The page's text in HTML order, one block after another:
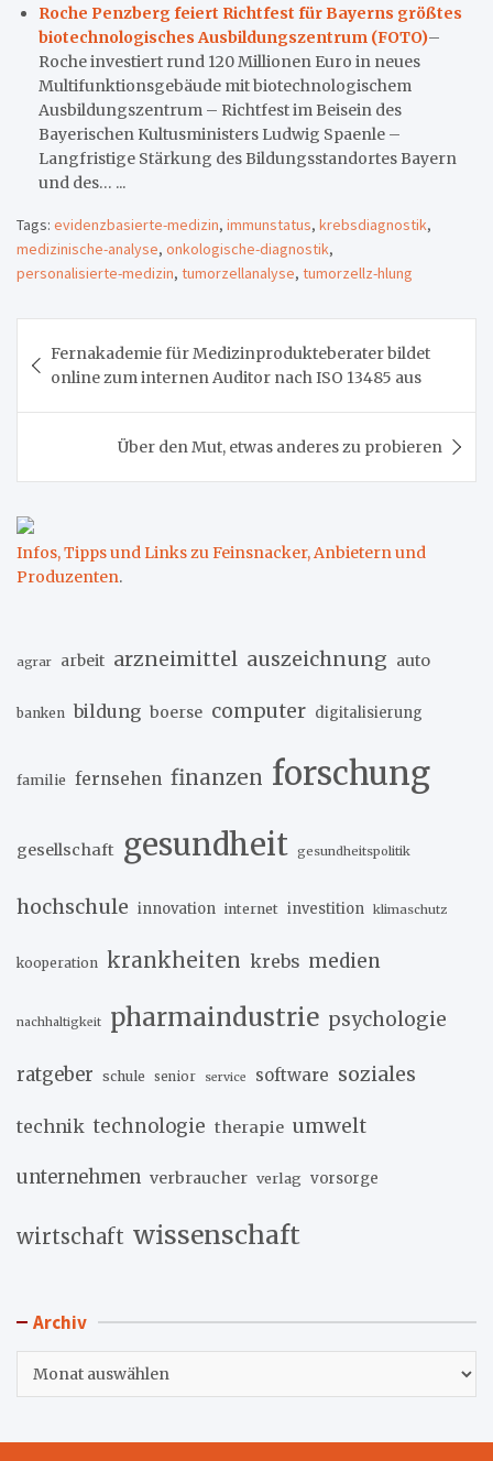
Roche Penzberg feiert Richtfest für Bayerns größtes
biotechnologisches Ausbildungszentrum (FOTO)–
Roche investiert rund 120 Millionen Euro in neues
Multifunktionsgebäude mit biotechnologischem
Ausbildungszentrum – Richtfest im Beisein des
Bayerischen Kultusministers Ludwig Spaenle –
Langfristige Stärkung des Bildungsstandortes Bayern
und des… ...
Tags: evidenzbasierte-medizin, immunstatus, krebsdiagnostik,
medizinische-analyse, onkologische-diagnostik,
personalisierte-medizin, tumorzellanalyse, tumorzellz-hlung
Fernakademie für Medizinprodukteberater bildet
online zum internen Auditor nach ISO 13485 aus
Über den Mut, etwas anderes zu probieren
Infos, Tipps und Links zu Feinsnacker, Anbietern und
Produzenten.
agrar arbeit arzneimittel auszeichnung auto
banken bildung boerse computer digitalisierung
familie fernsehen finanzen forschung
gesellschaft gesundheit gesundheitspolitik
hochschule innovation internet investition klimaschutz
kooperation krankheiten krebs medien
nachhaltigkeit pharmaindustrie psychologie
ratgeber schule senior service software soziales
technik technologie therapie umwelt
unternehmen verbraucher verlag vorsorge
wirtschaft wissenschaft
Archiv